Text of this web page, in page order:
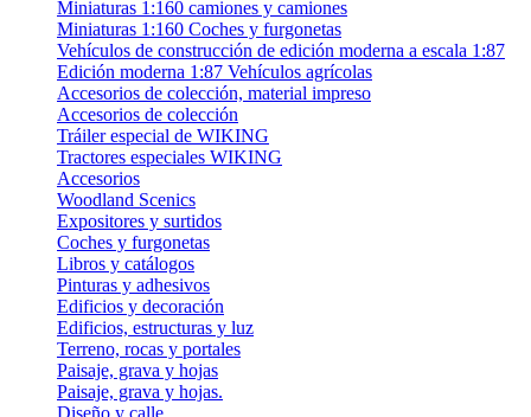
Miniaturas 1:160 camiones y camiones
Miniaturas 1:160 Coches y furgonetas
Vehículos de construcción de edición moderna a escala 1:87
Edición moderna 1:87 Vehículos agrícolas
Accesorios de colección, material impreso
Accesorios de colección
Tráiler especial de WIKING
Tractores especiales WIKING
Accesorios
Woodland Scenics
Expositores y surtidos
Coches y furgonetas
Libros y catálogos
Pinturas y adhesivos
Edificios y decoración
Edificios, estructuras y luz
Terreno, rocas y portales
Paisaje, grava y hojas
Paisaje, grava y hojas.
Diseño y calle